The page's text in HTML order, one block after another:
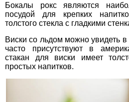
Бокалы рокс являются
посудой для крепких
толстого стекла с гладкими
Виски со льдом можно увидеть
часто присутствуют в
стакан для виски имеет
простых напитков.